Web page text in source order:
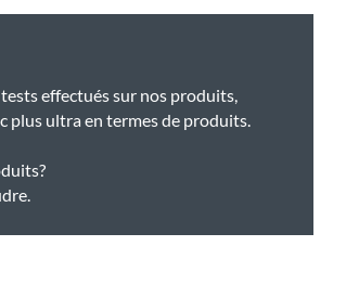
effectués sur nos produits,
plus ultra en termes de produits.